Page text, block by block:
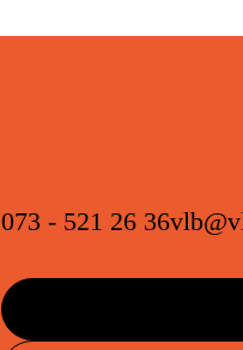
073 - 521 26 36